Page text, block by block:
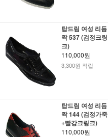
탑드림 여성 리듬
짝 537 (검정크링
크)
110,000원
3,300원 적립
탑드림 여성 리듬
짝 144 (검정가죽
+빨강크링크)
110,000원